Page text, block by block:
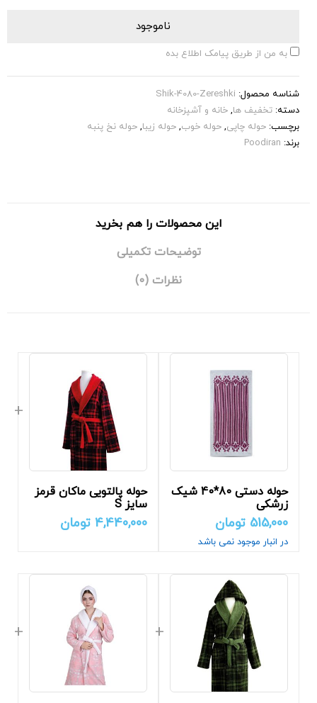
ناموجود
به من از طریق پیامک اطلاع بده
شناسه محصول: Shik-4080-Zereshki
دسته: تخفیف ها, خانه و آشپزخانه
برچسب: حوله چاپی, حوله خوب, حوله زیبا, حوله نخ پنبه
برند: Poodiran
این محصولات را هم بخرید
توضیحات تکمیلی
نظرات (0)
حوله دستی 80*40 شیک
زرشکی
515,000 تومان
در انبار موجود نمی باشد
حوله پالتویی ماکان قرمز
سایز S
4,440,000 تومان